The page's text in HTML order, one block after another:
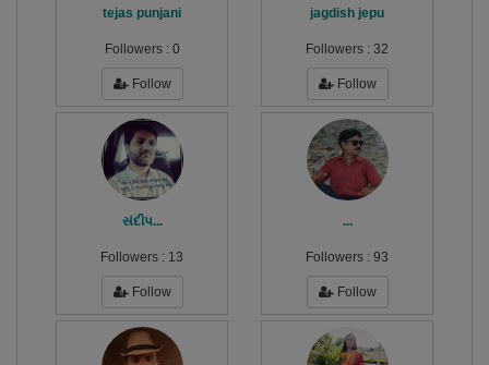
tejas punjani
Followers : 0
Follow
jagdish jepu
Followers : 32
Follow
સંદીપ...
Followers : 13
Follow
...
Followers : 93
Follow